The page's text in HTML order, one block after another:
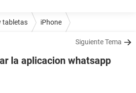
tabletas iPhone
Siguiente Tema
la aplicacion whatsapp